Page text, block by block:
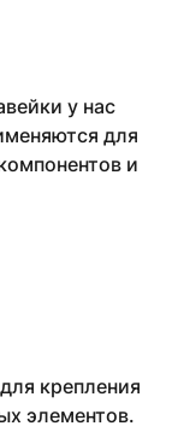
у нас
для
и
крепления
элементов.